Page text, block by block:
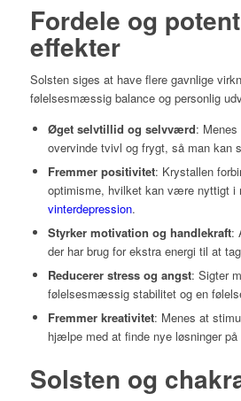
Fordele og
effekter
Solsten siges at have flere gavnlige
følelsesmæssig balance og personlig
Øget selvtillid og selvværd:
overvinde tvivl og frygt, så man kan
Fremmer positivitet: Krystallen
optimisme, hvilket kan være nyttigt i
vinterdepression.
Styrker motivation og handlekraft:
der har brug for ekstra energi til at
Reducerer stress og angst: Sigter
følelsesmæssig stabilitet og en
Fremmer kreativitet: Menes at
hjælpe med at finde nye løsninger på
Solsten og